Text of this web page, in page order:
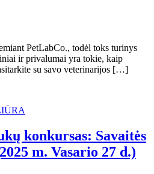
PetLabCo., todėl toks turinys
ir privalumai yra tokie, kaip
su savo veterinarijos […]
konkursas: Savaitės
m. Vasario 27 d.)